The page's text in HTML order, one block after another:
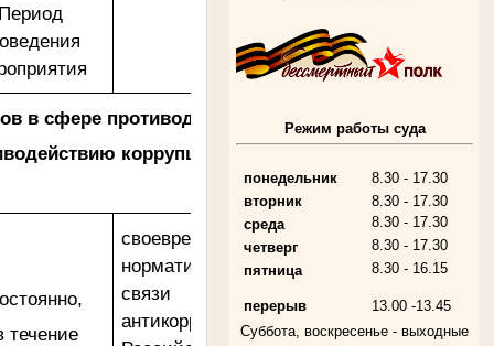
Алферьев Сергей Григорьевич
Участник Великой Отечественной войны
Председатель Губкинского городского
в период с 1954 по 1982 гг.
Режим работы суда
понедельник
8.30 - 17.30
вторник
8.30 - 17.30
среда
8.30 - 17.30
четверг
8.30 - 17.30
пятница
8.30 - 16.15
перерыв
13.00 -13.45
Суббота, воскресенье - выходные
Период
сфере противодействия коррупции в суде,
коррупции
течение
своевременная актуализация
нормативной правовой базы суда в
связи с изменениями в
антикоррупционном законодательстве